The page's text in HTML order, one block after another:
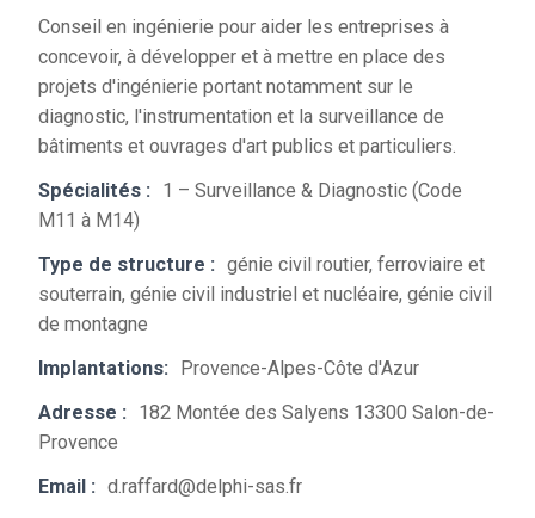
Conseil en ingénierie pour aider les entreprises à
concevoir, à développer et à mettre en place des
projets d'ingénierie portant notamment sur le
diagnostic, l'instrumentation et la surveillance de
bâtiments et ouvrages d'art publics et particuliers.
Spécialités : 1 – Surveillance & Diagnostic (Code
M11 à M14)
Type de structure : génie civil routier, ferroviaire et
souterrain, génie civil industriel et nucléaire, génie civil
de montagne
Implantations: Provence-Alpes-Côte d'Azur
Adresse : 182 Montée des Salyens 13300 Salon-de-
Provence
Email : d.raffard@delphi-sas.fr